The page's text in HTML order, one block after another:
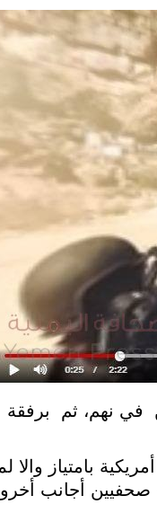
في نهم، ثم
بامتياز والا
أجانب